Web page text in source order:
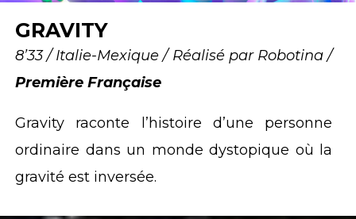
GRAVITY
8’33 / Italie-Mexique / Réalisé par Robotina /
Première Française
Gravity raconte l’histoire d’une personne
ordinaire dans un monde dystopique où la
gravité est inversée.